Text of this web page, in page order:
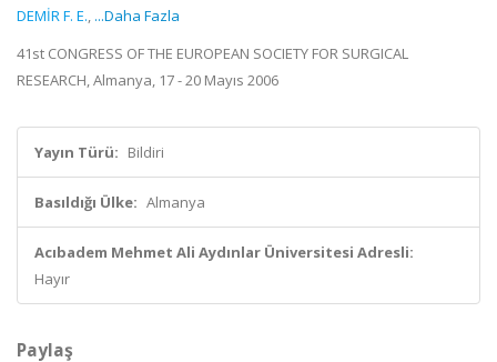
DEMİR F. E., ...Daha Fazla
41st CONGRESS OF THE EUROPEAN SOCIETY FOR SURGICAL
RESEARCH, Almanya, 17 - 20 Mayıs 2006
Yayın Türü: Bildiri
Basıldığı Ülke: Almanya
Acıbadem Mehmet Ali Aydınlar Üniversitesi Adresli:
Hayır
Paylaş